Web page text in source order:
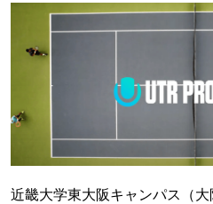
近畿大学東大阪キャンパス（